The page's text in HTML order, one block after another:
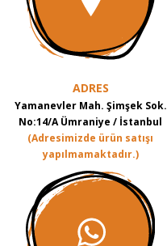
ADRES
Yamanevler Mah. Şimşek Sok.
No:14/A Ümraniye / İstanbul
(Adresimizde ürün satışı
yapılmamaktadır.)